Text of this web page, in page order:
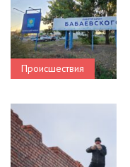
Происшествия